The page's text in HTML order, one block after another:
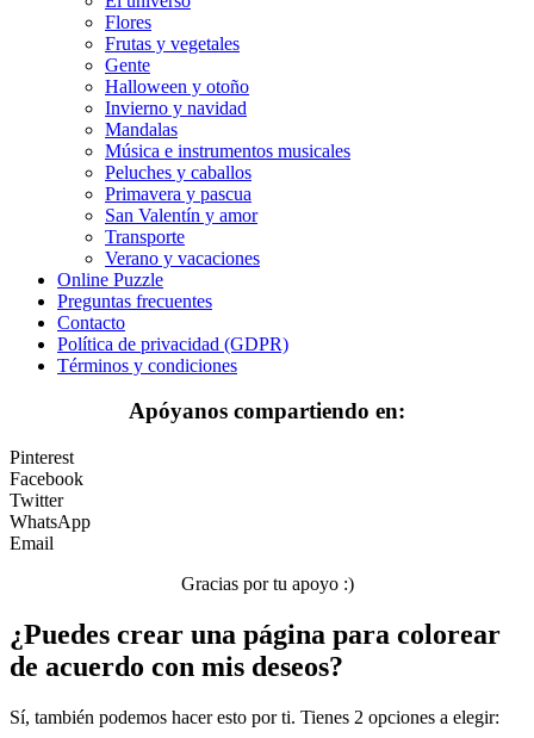
Frutas y vegetales
Halloween y otoño
Invierno y navidad
Mandalas
Música e instrumentos musicales
San Valentín y amor
Transporte
Verano y vacaciones
Libros para colorear para niños
Nezaradené
Sin categorizar
Flores
Frutas y vegetales
Gente
Halloween y otoño
Invierno y navidad
Mandalas
Música e instrumentos musicales
Peluches y caballos
Primavera y pascua
San Valentín y amor
Transporte
Verano y vacaciones
Online Puzzle
Preguntas frecuentes
Contacto
Política de privacidad (GDPR)
Términos y condiciones
Apóyanos compartiendo en:
Pinterest
Facebook
Twitter
WhatsApp
Email
Gracias por tu apoyo :)
¿Puedes crear una página para colorear
de acuerdo con mis deseos?
Sí, también podemos hacer esto por ti. Tienes 2 opciones a elegir: